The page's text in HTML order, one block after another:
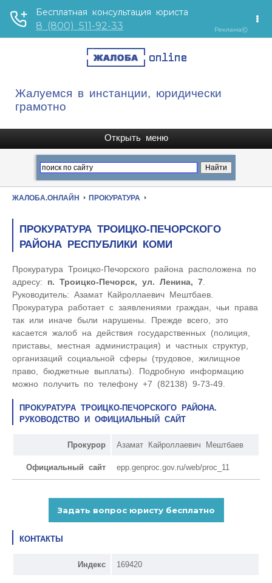
Жалуемся в инстанции, юридически
грамотно
ЖАЛОБА.ОНЛАЙН ПРОКУРАТУРА
ПРОКУРАТУРА ТРОИЦКО-ПЕЧОРСКОГО
РАЙОНА РЕСПУБЛИКИ КОМИ
Прокуратура Троицко-Печорского района расположена по
адресу: п. Троицко-Печорск, ул. Ленина, 7
Руководитель: Азамат Кайроллаевич Мештбаев.
Прокуратура работает с заявлениями граждан, чьи права
так или иначе были нарушены. Прежде всего, это
касается жалоб на действия государственных (полиция,
приставы, местная администрация) и частных структур,
организаций социальной сферы (трудовое, жилищное
право, бюджетные выплаты). Подробную информацию
можно получить по телефону +7 (82138) 9-73-49.
ПРОКУРАТУРА ТРОИЦКО-ПЕЧОРСКОГО РАЙОНА.
РУКОВОДСТВО И ОФИЦИАЛЬНЫЙ САЙТ
Прокурор Азамат Кайроллаевич Мештбаев
Официальный сайт epp.genproc.gov.ru/web/proc_11
КОНТАКТЫ
Индекс 169420